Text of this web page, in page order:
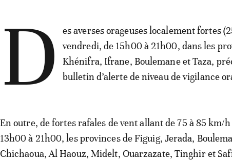
D
es averses orageuses localement fortes
vendredi, de 15h00 à 21h00, dans les
Khénifra, Ifrane, Boulemane et Taza,
bulletin d’alerte de niveau de vigilance
En outre, de fortes rafales de vent allant de 75 à 85 km/
13h00 à 21h00, les provinces de Figuig, Jerada,
Chichaoua, Al Haouz, Midelt, Ouarzazate, Tinghir et